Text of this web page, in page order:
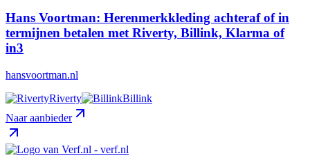
Hans Voortman: Herenmerkkleding achteraf of in
termijnen betalen met Riverty, Billink, Klarma of
in3
hansvoortman.nl
Riverty
Billink
Naar aanbieder